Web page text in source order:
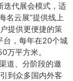
迭代展会模式，适
名云展”提供线上
提供更便捷的策
台，每年在20个城
万平方米。
道、分阶段的邀
到众多国内外客